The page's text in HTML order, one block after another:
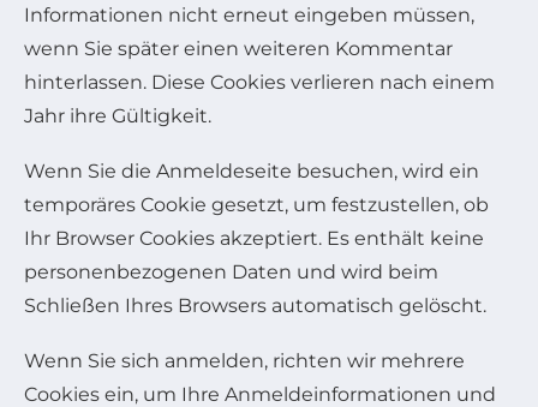
Informationen nicht erneut eingeben müssen,
wenn Sie später einen weiteren Kommentar
hinterlassen. Diese Cookies verlieren nach einem
Jahr ihre Gültigkeit.
Wenn Sie die Anmeldeseite besuchen, wird ein
temporäres Cookie gesetzt, um festzustellen, ob
Ihr Browser Cookies akzeptiert. Es enthält keine
personenbezogenen Daten und wird beim
Schließen Ihres Browsers automatisch gelöscht.
Wenn Sie sich anmelden, richten wir mehrere
Cookies ein, um Ihre Anmeldeinformationen und